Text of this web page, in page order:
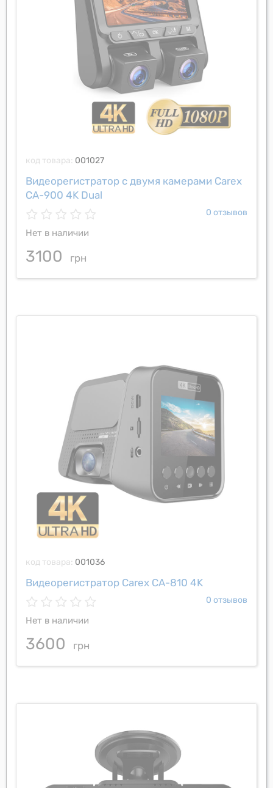
код товара: 001027
Видеорегистратор с двумя камерами Carex
CA-900 4K Dual
0 отзывов
Нет в наличии
3100 грн
код товара: 001036
Видеорегистратор Carex CA-810 4K
0 отзывов
Нет в наличии
3600 грн